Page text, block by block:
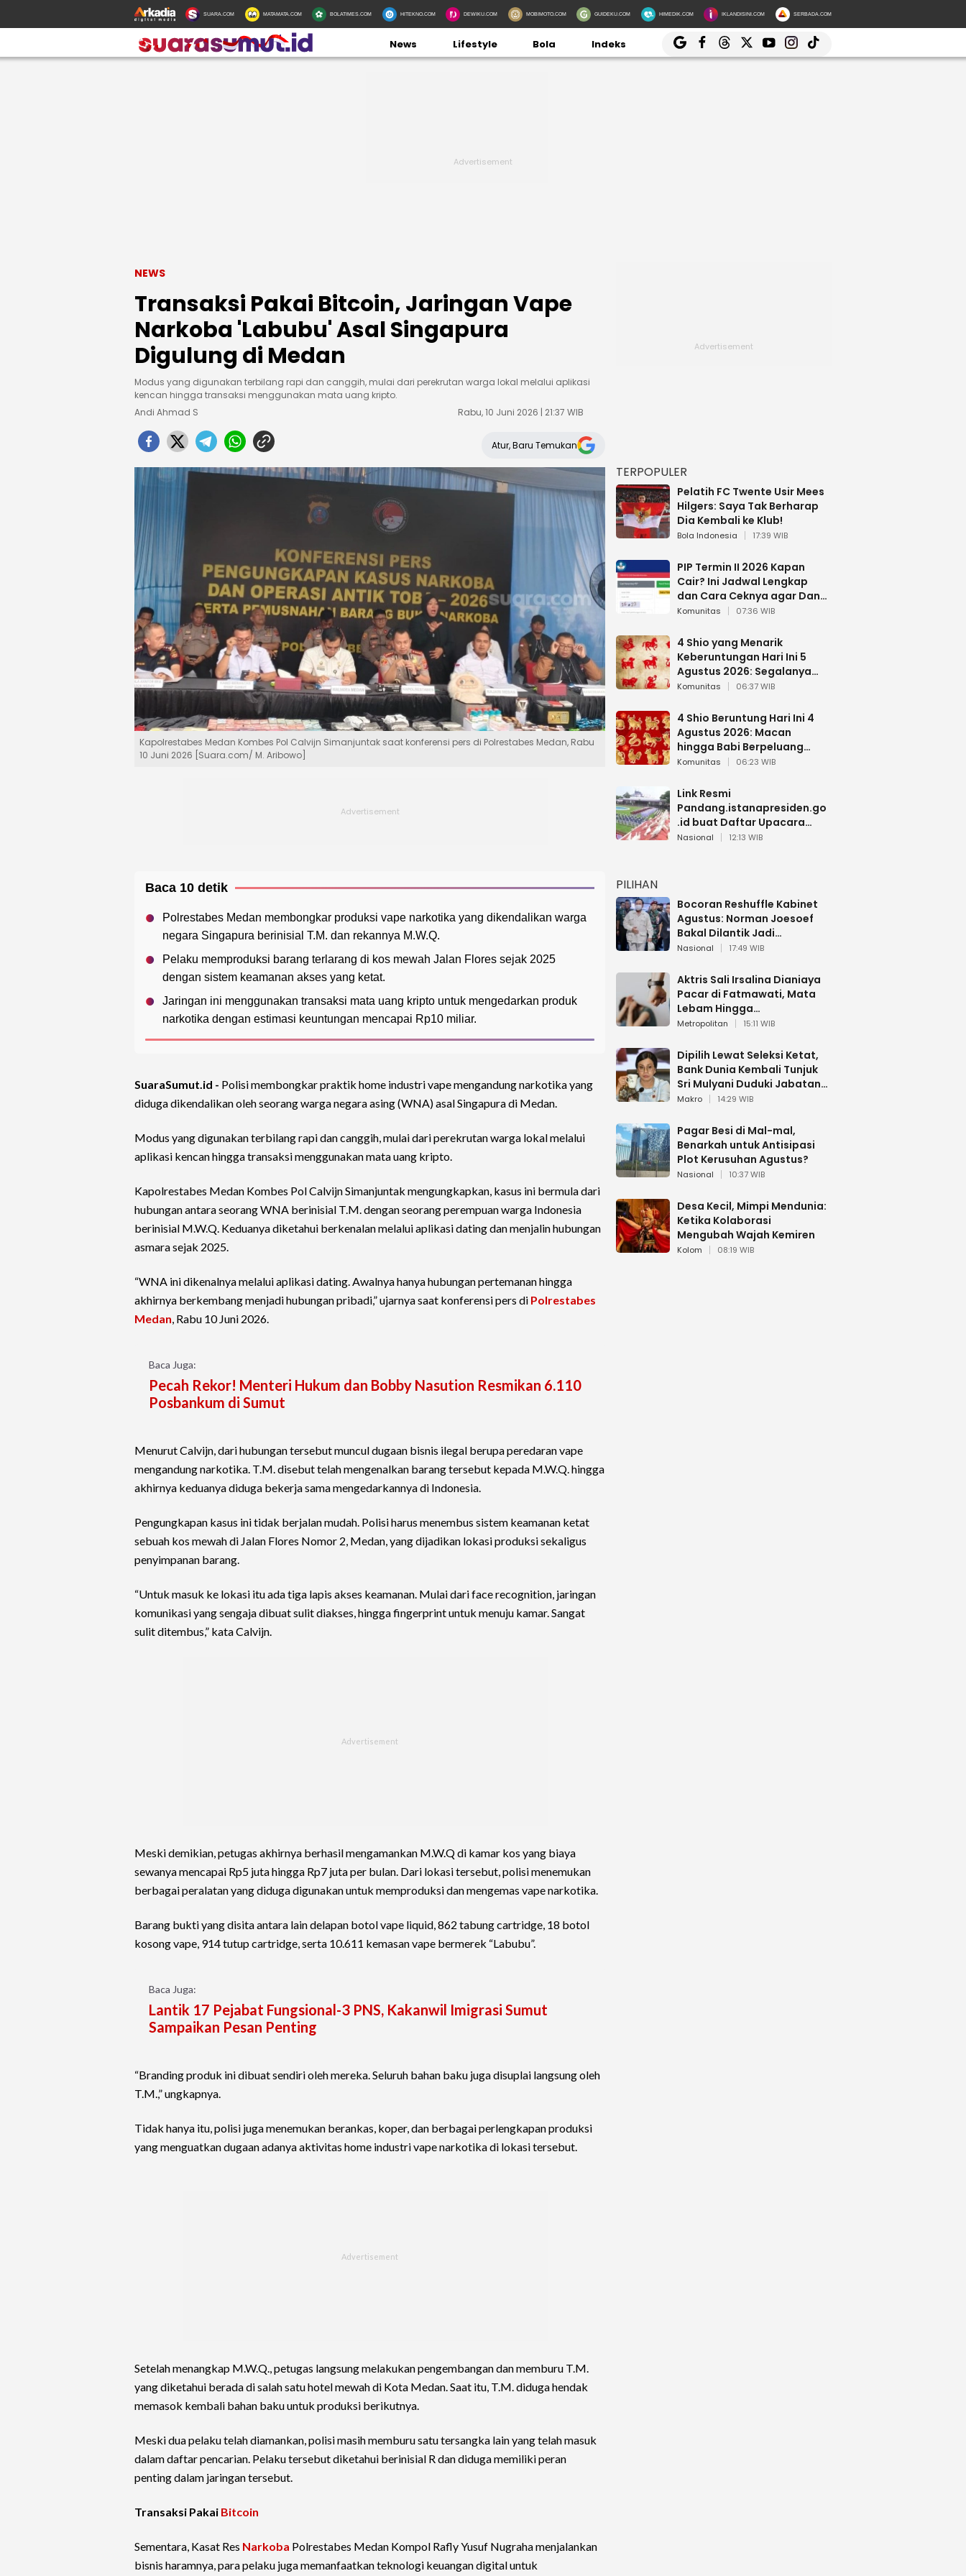
SUARA.COM MATAMATA.COM BOLATIMES.COM HITEKNO.COM DEWIKU.COM MOBIMOTO.COM GUIDEKU.COM HIMEDIK.COM IKLANDISINI.COM SERBADA.COM
News Lifestyle Bola Indeks
NEWS
Transaksi Pakai Bitcoin, Jaringan Vape
Narkoba 'Labubu' Asal Singapura
Digulung di Medan
Modus yang digunakan terbilang rapi dan canggih, mulai dari perekrutan warga lokal melalui aplikasi
kencan hingga transaksi menggunakan mata uang kripto.
Andi Ahmad S
Rabu, 10 Juni 2026 | 21:37 WIB
Atur, Baru Temukan
Kapolrestabes Medan Kombes Pol Calvijn Simanjuntak saat konferensi pers di Polrestabes Medan, Rabu
10 Juni 2026 [Suara.com/ M. Aribowo]
Baca 10 detik
Polrestabes Medan membongkar produksi vape narkotika yang dikendalikan warga
negara Singapura berinisial T.M. dan rekannya M.W.Q.
Pelaku memproduksi barang terlarang di kos mewah Jalan Flores sejak 2025
dengan sistem keamanan akses yang ketat.
Jaringan ini menggunakan transaksi mata uang kripto untuk mengedarkan produk
narkotika dengan estimasi keuntungan mencapai Rp10 miliar.
SuaraSumut.id - Polisi membongkar praktik home industri vape mengandung narkotika yang
diduga dikendalikan oleh seorang warga negara asing (WNA) asal Singapura di Medan.
Modus yang digunakan terbilang rapi dan canggih, mulai dari perekrutan warga lokal melalui
aplikasi kencan hingga transaksi menggunakan mata uang kripto.
Kapolrestabes Medan Kombes Pol Calvijn Simanjuntak mengungkapkan, kasus ini bermula dari
hubungan antara seorang WNA berinisial T.M. dengan seorang perempuan warga Indonesia
berinisial M.W.Q. Keduanya diketahui berkenalan melalui aplikasi dating dan menjalin hubungan
asmara sejak 2025.
“WNA ini dikenalnya melalui aplikasi dating. Awalnya hanya hubungan pertemanan hingga
akhirnya berkembang menjadi hubungan pribadi,” ujarnya saat konferensi pers di Polrestabes
Medan, Rabu 10 Juni 2026.
Baca Juga:
Pecah Rekor! Menteri Hukum dan Bobby Nasution Resmikan 6.110
Posbankum di Sumut
Menurut Calvijn, dari hubungan tersebut muncul dugaan bisnis ilegal berupa peredaran vape
mengandung narkotika. T.M. disebut telah mengenalkan barang tersebut kepada M.W.Q. hingga
akhirnya keduanya diduga bekerja sama mengedarkannya di Indonesia.
Pengungkapan kasus ini tidak berjalan mudah. Polisi harus menembus sistem keamanan ketat
sebuah kos mewah di Jalan Flores Nomor 2, Medan, yang dijadikan lokasi produksi sekaligus
penyimpanan barang.
“Untuk masuk ke lokasi itu ada tiga lapis akses keamanan. Mulai dari face recognition, jaringan
komunikasi yang sengaja dibuat sulit diakses, hingga fingerprint untuk menuju kamar. Sangat
sulit ditembus,” kata Calvijn.
Meski demikian, petugas akhirnya berhasil mengamankan M.W.Q di kamar kos yang biaya
sewanya mencapai Rp5 juta hingga Rp7 juta per bulan. Dari lokasi tersebut, polisi menemukan
berbagai peralatan yang diduga digunakan untuk memproduksi dan mengemas vape narkotika.
Barang bukti yang disita antara lain delapan botol vape liquid, 862 tabung cartridge, 18 botol
kosong vape, 914 tutup cartridge, serta 10.611 kemasan vape bermerek “Labubu”.
Baca Juga:
Lantik 17 Pejabat Fungsional-3 PNS, Kakanwil Imigrasi Sumut
Sampaikan Pesan Penting
“Branding produk ini dibuat sendiri oleh mereka. Seluruh bahan baku juga disuplai langsung oleh
T.M.,” ungkapnya.
Tidak hanya itu, polisi juga menemukan berankas, koper, dan berbagai perlengkapan produksi
yang menguatkan dugaan adanya aktivitas home industri vape narkotika di lokasi tersebut.
Setelah menangkap M.W.Q., petugas langsung melakukan pengembangan dan memburu T.M.
yang diketahui berada di salah satu hotel mewah di Kota Medan. Saat itu, T.M. diduga hendak
memasok kembali bahan baku untuk produksi berikutnya.
Meski dua pelaku telah diamankan, polisi masih memburu satu tersangka lain yang telah masuk
dalam daftar pencarian. Pelaku tersebut diketahui berinisial R dan diduga memiliki peran
penting dalam jaringan tersebut.
Transaksi Pakai Bitcoin
Sementara, Kasat Res Narkoba Polrestabes Medan Kompol Rafly Yusuf Nugraha menjalankan
bisnis haramnya, para pelaku juga memanfaatkan teknologi keuangan digital untuk
TERPOPULER
Pelatih FC Twente Usir Mees
Hilgers: Saya Tak Berharap
Dia Kembali ke Klub!
Bola Indonesia 17:39 WIB
PIP Termin II 2026 Kapan
Cair? Ini Jadwal Lengkap
dan Cara Ceknya agar Dana
Tidak Hangus!
Komunitas 07:36 WIB
4 Shio yang Menarik
Keberuntungan Hari Ini 5
Agustus 2026: Segalanya
Berjalan Lancar
Komunitas 06:37 WIB
4 Shio Beruntung Hari Ini 4
Agustus 2026: Macan
hingga Babi Berpeluang
Dapat Kabar Baik
Komunitas 06:23 WIB
Link Resmi
Pandang.istanapresiden.go
.id buat Daftar Upacara
Bendera HUT RI di Istana
Nasional 12:13 WIB
PILIHAN
Bocoran Reshuffle Kabinet
Agustus: Norman Joesoef
Bakal Dilantik Jadi
Wamenhan RI
Nasional 17:49 WIB
Aktris Sali Irsalina Dianiaya
Pacar di Fatmawati, Mata
Lebam Hingga
Diselamatkan Polantas
Metropolitan 15:11 WIB
Dipilih Lewat Seleksi Ketat,
Bank Dunia Kembali Tunjuk
Sri Mulyani Duduki Jabatan
Strategis
Makro 14:29 WIB
Pagar Besi di Mal-mal,
Benarkah untuk Antisipasi
Plot Kerusuhan Agustus?
Nasional 10:37 WIB
Desa Kecil, Mimpi Mendunia:
Ketika Kolaborasi
Mengubah Wajah Kemiren
Kolom 08:19 WIB